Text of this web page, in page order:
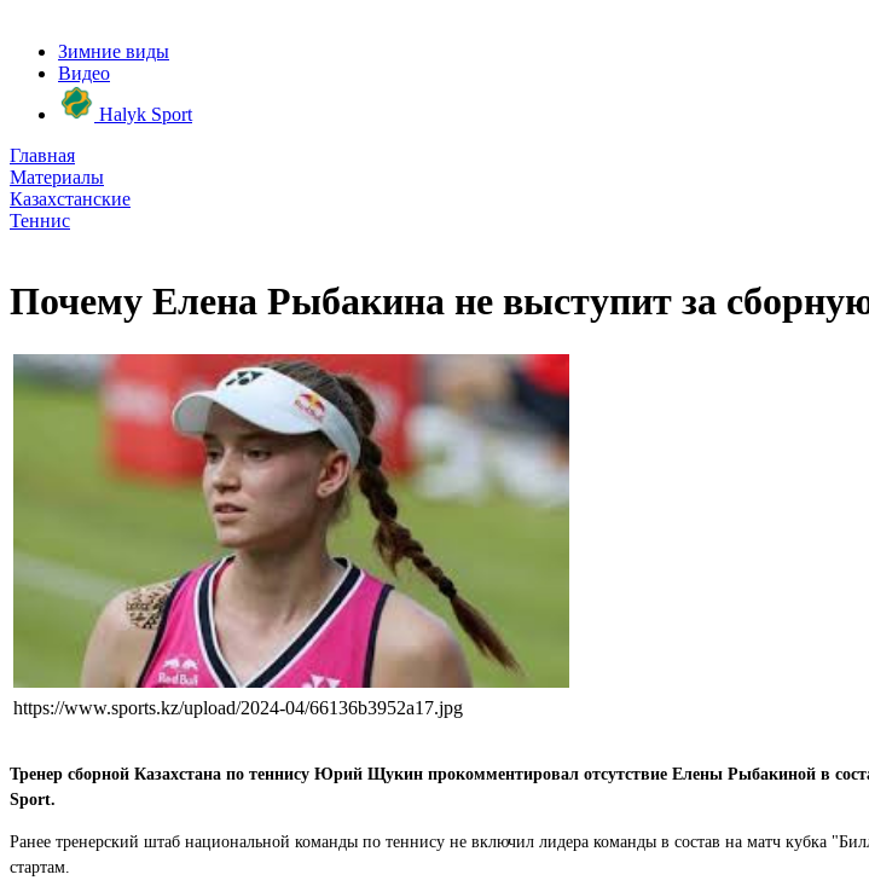
Зимние виды
Видео
Halyk Sport
Главная
Материалы
Казахстанские
Теннис
Почему Елена Рыбакина не выступит за
https://www.sports.kz/upload/2024-04/66136b3952a17.jpg
Тренер сборной Казахстана по теннису Юрий Щукин прокомментировал отсутствие Елены Рыбакиной в
Sport.
Ранее тренерский штаб национальной команды по теннису не включил лидера команды в состав на матч кубка
стартам.